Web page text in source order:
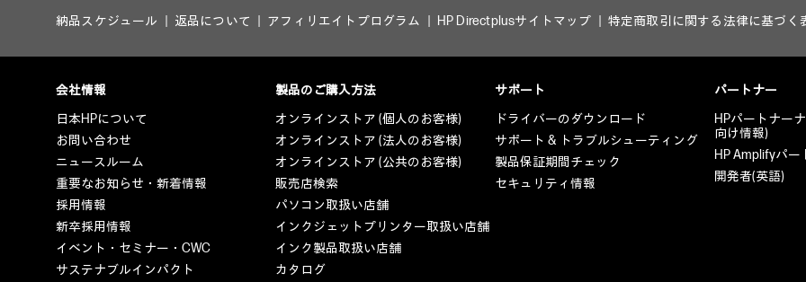
納品スケジュール 返品について アフィリエイトプログラム HP Directplusサイトマップ 特定商取引に関する法律に基づく
会社情報
日本HPについて
お問い合わせ
ニュースルーム
重要なお知らせ・新着情報
採用情報
新卒採用情報
イベント・セミナー・CWC
サステナブルインパクト
製品のご購入方法
オンラインストア (個人のお客様)
オンラインストア (法人のお客様)
オンラインストア (公共のお客様)
販売店検索
パソコン取扱い店舗
インクジェットプリンター取扱い店舗
インク製品取扱い店舗
カタログ
サポート
ドライバーのダウンロード
サポート & トラブルシューティング
製品保証期間チェック
セキュリティ情報
パートナー
HPパートナー
向け情報)
HP Amplifyパ
開発者(英語)